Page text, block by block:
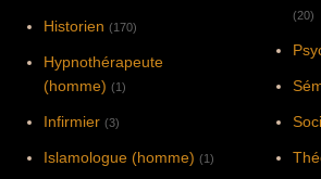
Historien (170)
Hypnothérapeute
(homme) (1)
Infirmier (3)
Islamologue (homme) (1)
(20)